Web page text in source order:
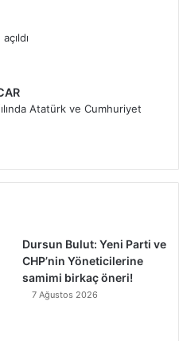
Atatürk ve Cumhuriyet
Dursun Bulut: Yeni Parti ve
CHP’nin Yöneticilerine
samimi birkaç öneri!
7 Ağustos 2026